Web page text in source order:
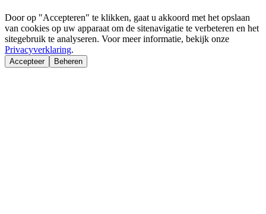
Door op "Accepteren" te klikken, gaat u akkoord met het opslaan
van cookies op uw apparaat om de sitenavigatie te verbeteren en het
sitegebruik te analyseren. Voor meer informatie, bekijk onze
Privacyverklaring.
Accepteer Beheren